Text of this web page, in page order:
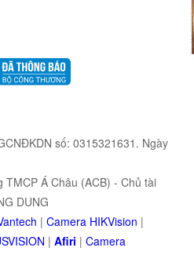
số: 0315321631. Ngày
Á Châu (ACB) - Chủ tài
DUNG
| Camera HIKVision |
| Afiri | Camera